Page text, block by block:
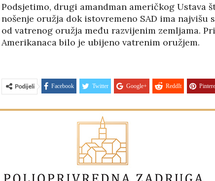
Podsjetimo, drugi amandman američkog Ustava
nošenje oružja dok istovremeno SAD ima najvišu
od vatrenog oružja među razvijenim zemljama.
Amerikanaca bilo je ubijeno vatrenim oružjem.
Podijeli Facebook Twitter Google+ ReddIt